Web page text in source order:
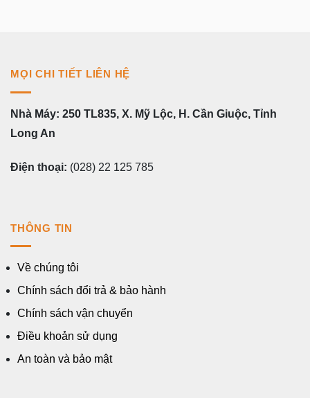
MỌI CHI TIẾT LIÊN HỆ
Nhà Máy: 250 TL835, X. Mỹ Lộc, H. Cần Giuộc, Tỉnh
Long An
Điện thoại: (028) 22 125 785
THÔNG TIN
Về chúng tôi
Chính sách đổi trả & bảo hành
Chính sách vận chuyển
Điều khoản sử dụng
An toàn và bảo mật